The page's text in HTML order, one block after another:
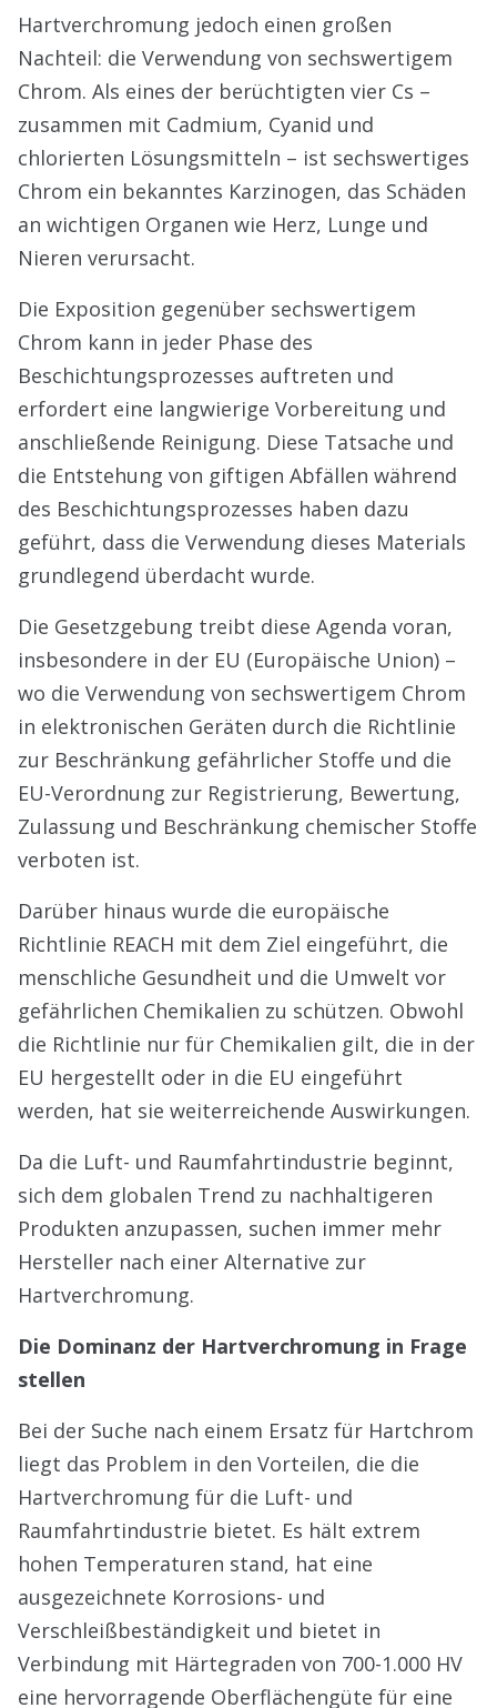
Hartverchromung jedoch einen großen
Nachteil: die Verwendung von sechswertigem
Chrom. Als eines der berüchtigten vier Cs –
zusammen mit Cadmium, Cyanid und
chlorierten Lösungsmitteln – ist sechswertiges
Chrom ein bekanntes Karzinogen, das Schäden
an wichtigen Organen wie Herz, Lunge und
Nieren verursacht.
Die Exposition gegenüber sechswertigem
Chrom kann in jeder Phase des
Beschichtungsprozesses auftreten und
erfordert eine langwierige Vorbereitung und
anschließende Reinigung. Diese Tatsache und
die Entstehung von giftigen Abfällen während
des Beschichtungsprozesses haben dazu
geführt, dass die Verwendung dieses Materials
grundlegend überdacht wurde.
Die Gesetzgebung treibt diese Agenda voran,
insbesondere in der EU (Europäische Union) –
wo die Verwendung von sechswertigem Chrom
in elektronischen Geräten durch die Richtlinie
zur Beschränkung gefährlicher Stoffe und die
EU-Verordnung zur Registrierung, Bewertung,
Zulassung und Beschränkung chemischer Stoffe
verboten ist.
Darüber hinaus wurde die europäische
Richtlinie REACH mit dem Ziel eingeführt, die
menschliche Gesundheit und die Umwelt vor
gefährlichen Chemikalien zu schützen. Obwohl
die Richtlinie nur für Chemikalien gilt, die in der
EU hergestellt oder in die EU eingeführt
werden, hat sie weiterreichende Auswirkungen.
Da die Luft- und Raumfahrtindustrie beginnt,
sich dem globalen Trend zu nachhaltigeren
Produkten anzupassen, suchen immer mehr
Hersteller nach einer Alternative zur
Hartverchromung.
Die Dominanz der Hartverchromung in Frage
stellen
Bei der Suche nach einem Ersatz für Hartchrom
liegt das Problem in den Vorteilen, die die
Hartverchromung für die Luft- und
Raumfahrtindustrie bietet. Es hält extrem
hohen Temperaturen stand, hat eine
ausgezeichnete Korrosions- und
Verschleißbeständigkeit und bietet in
Verbindung mit Härtegraden von 700-1.000 HV
eine hervorragende Oberflächengüte für eine